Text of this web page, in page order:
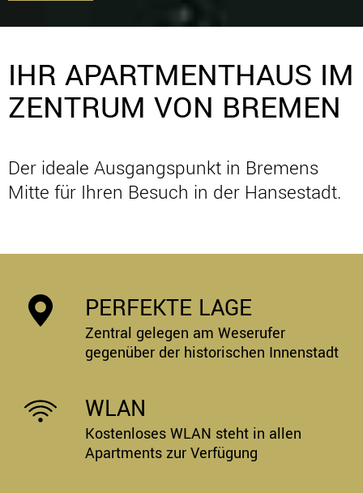
IHR APARTMENTHAUS IM
ZENTRUM VON BREMEN
Der ideale Ausgangspunkt in Bremens
Mitte für Ihren Besuch in der Hansestadt.
PERFEKTE LAGE
Zentral gelegen am Weserufer
gegenüber der historischen Innenstadt
WLAN
Kostenloses WLAN steht in allen
Apartments zur Verfügung